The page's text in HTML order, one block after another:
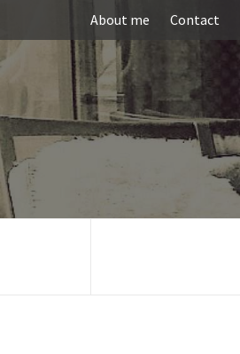
About me Contact